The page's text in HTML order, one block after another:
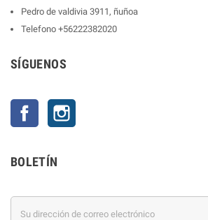
Pedro de valdivia 3911, ñuñoa
Telefono +56222382020
SÍGUENOS
Facebook
BOLETÍN